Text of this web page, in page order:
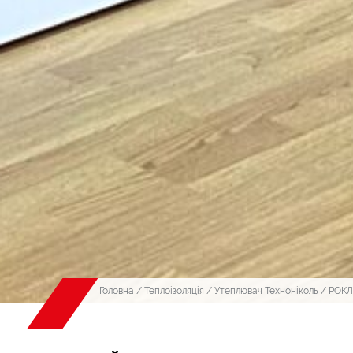
Головна / Теплоізоляція / Утеплювач Техноніколь /